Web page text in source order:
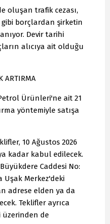
oluşan trafik cezası,
borçlardan şirketin
Devir tarihi
alıcıya ait olduğu
ARTIRMA
Ürünleri'ne ait 21
yöntemiyle satışa
10 Ağustos 2026
kadar kabul edilecek.
Caddesi No:
Uşak Merkez'deki
adrese elden ya da
Teklifler ayrıca
de